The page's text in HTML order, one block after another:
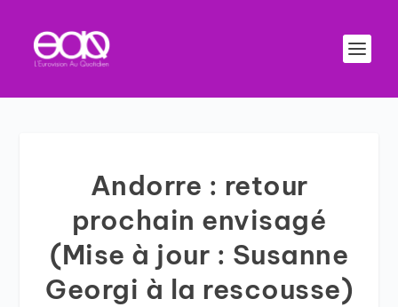
Andorre : retour
prochain envisagé
(Mise à jour : Susanne
Georgi à la rescousse)